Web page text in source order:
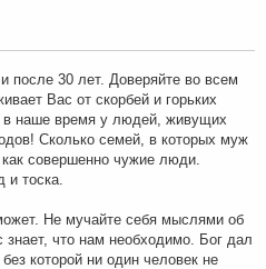
после 30 лет. Доверяйте во всем
Вас от скорбей и горьких
в наше время у людей, живущих
Сколько семей, в которых муж
совершенно чужие люди.
и тоска.
Не мучайте себя мыслями об
что нам необходимо. Бог дал
которой ни один человек не